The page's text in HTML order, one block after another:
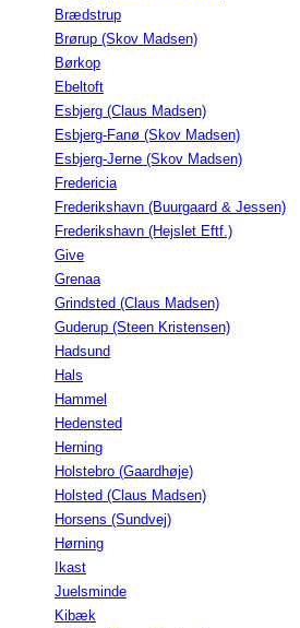
Brædstrup
Brørup (Skov Madsen)
Børkop
Ebeltoft
Esbjerg (Claus Madsen)
Esbjerg-Fanø (Skov Madsen)
Esbjerg-Jerne (Skov Madsen)
Fredericia
Frederikshavn (Buurgaard & Jessen)
Frederikshavn (Hejslet Eftf.)
Give
Grenaa
Grindsted (Claus Madsen)
Guderup (Steen Kristensen)
Hadsund
Hals
Hammel
Hedensted
Herning
Holstebro (Gaardhøje)
Holsted (Claus Madsen)
Horsens (Sundvej)
Hørning
Ikast
Juelsminde
Kibæk